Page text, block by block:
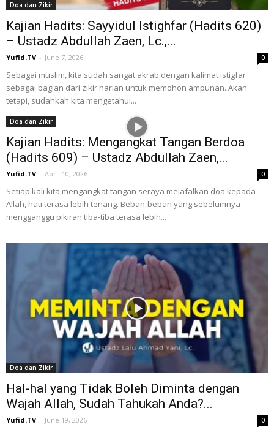
Doa dan Zikir
Kajian Hadits: Sayyidul Istighfar (Hadits 620)
– Ustadz Abdullah Zaen, Lc.,...
Yufid.TV - June 7, 2026 0
Sebagai muslim, kita sudah sangat akrab dengan kalimat istigfar
sebagai bagian dari zikir harian untuk memohon ampunan. Akan
tetapi, sudahkah kita mengetahui...
Doa dan Zikir
Kajian Hadits: Mengangkat Tangan Berdoa
(Hadits 609) – Ustadz Abdullah Zaen,...
Yufid.TV - April 10, 2026 0
Setiap kali kita mengangkat tangan seraya melafalkan doa kepada
Allah, hati terasa lebih tenang. Beban-beban yang sebelumnya
mengganggu pikiran tiba-tiba terasa lebih...
Doa dan Zikir
Hal-hal yang Tidak Boleh Diminta dengan
Wajah Allah, Sudah Tahukah Anda?...
Yufid.TV - June 19, 2026 0